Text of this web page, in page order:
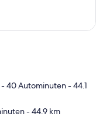
- 40 Autominuten- 44.1
- 44.9 km